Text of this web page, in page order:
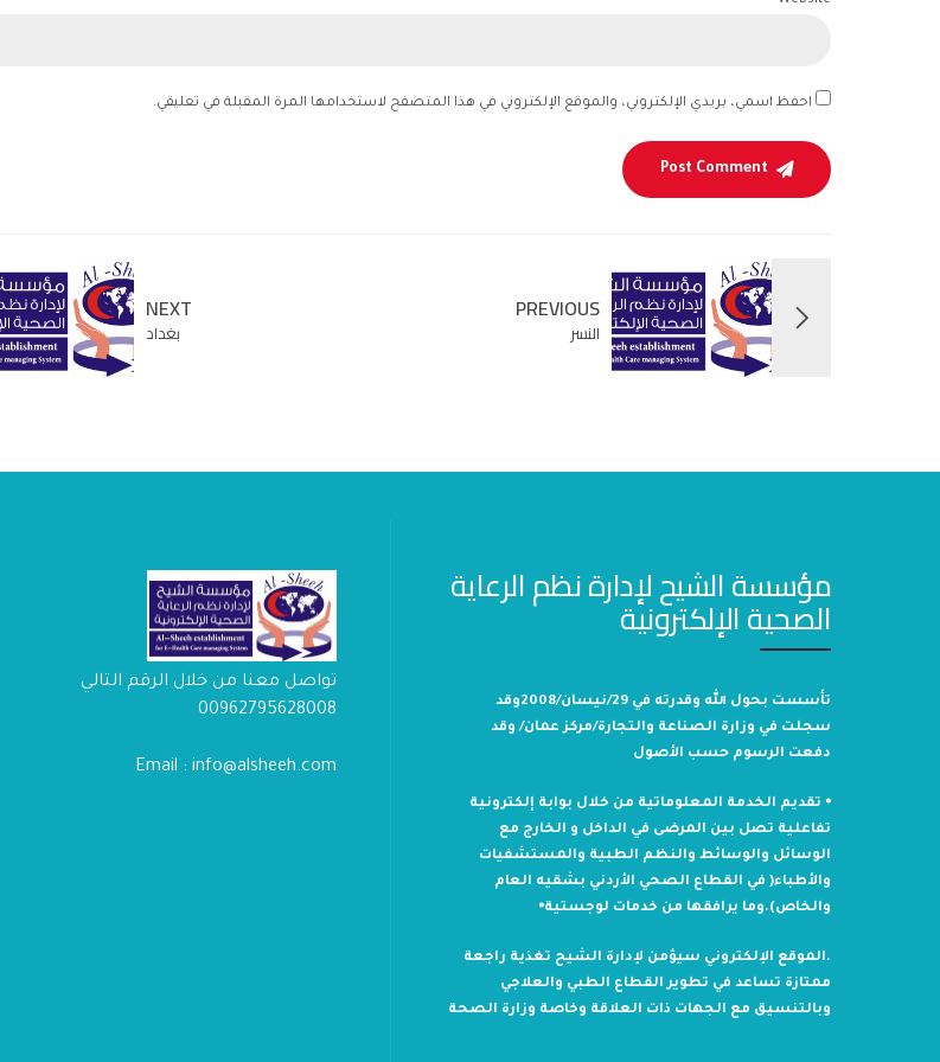
احفظ اسمي، بريدي الإلكتروني، والموقع الإلكتروني في هذا المتصفح لاستخدامها المرة المقبلة في تعليقي.
Post Comment
PREVIOUS
النسر
NEXT
بغداد
مؤسسة الشيح لإدارة نظم الرعاية
الصحية الإلكترونية
تأسست بحول الله وقدرته في 29/نيسان/2008وقد
سجلت في وزارة الصناعة والتجارة/مركز عمان/ وقد
دفعت الرسوم حسب الأصول
⦁ تقديم الخدمة المعلوماتية من خلال بوابة إلكترونية
تفاعلية تصل بين المرضى في الداخل و الخارج مع
الوسائل والوسائط والنظم الطبية والمستشفيات
والأطباء( في القطاع الصحي الأردني بشقيه العام
والخاص).وما يرافقها من خدمات لوجستية⦁
.الموقع الإلكتروني سيؤمن لإدارة الشيح تغذية راجعة
ممتازة تساعد في تطوير القطاع الطبي والعلاجي
وبالتنسيق مع الجهات ذات العلاقة وخاصة وزارة الصحة
تواصل معنا من خلال الرقم التالي
00962795628008
Email : info@alsheeh.com